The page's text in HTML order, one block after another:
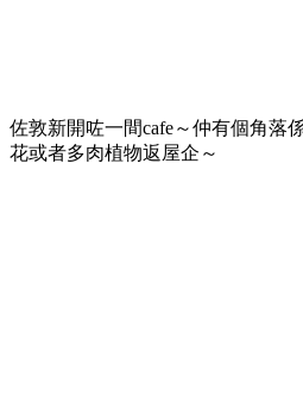
佐敦新開咗一間cafe～仲有個角落
花或者多肉植物返屋企～